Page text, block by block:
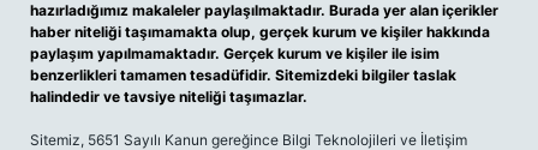
hazırladığımız makaleler paylaşılmaktadır. Burada yer alan içerikler
haber niteliği taşımamakta olup, gerçek kurum ve kişiler hakkında
paylaşım yapılmamaktadır. Gerçek kurum ve kişiler ile isim
benzerlikleri tamamen tesadüfidir. Sitemizdeki bilgiler taslak
halindedir ve tavsiye niteliği taşımazlar.
Sitemiz, 5651 Sayılı Kanun gereğince Bilgi Teknolojileri ve İletişim